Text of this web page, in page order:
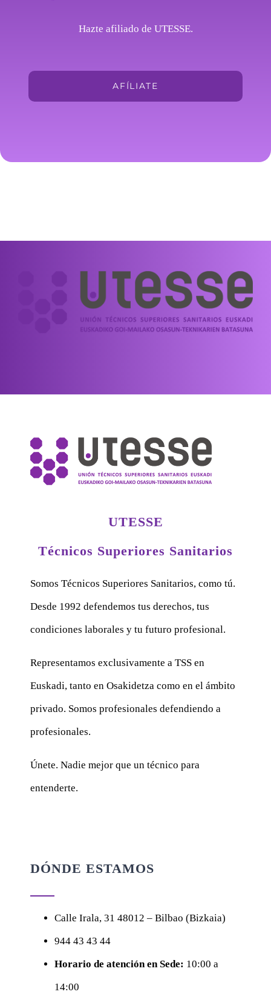
Hazte afiliado de UTESSE.
AFÍLIATE
UTESSE
Técnicos Superiores Sanitarios
Somos Técnicos Superiores Sanitarios, como tú.
Desde 1992 defendemos tus derechos, tus
condiciones laborales y tu futuro profesional.
Representamos exclusivamente a TSS en
Euskadi, tanto en Osakidetza como en el ámbito
privado. Somos profesionales defendiendo a
profesionales.
Únete. Nadie mejor que un técnico para
entenderte.
DÓNDE ESTAMOS
Calle Irala, 31 48012 – Bilbao (Bizkaia)
944 43 43 44
Horario de atención en Sede: 10:00 a
14:00